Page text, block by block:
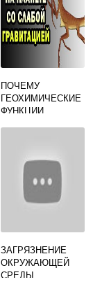
ИСТОЧНИКОВ
ПОЧЕМУ
ГЕОХИМИЧЕСКИЕ
ФУНКЦИИ
ОРГАНИЗМАМИ
ЗАГРЯЗНЕНИЕ
ОКРУЖАЮЩЕЙ
СРЕДЫ